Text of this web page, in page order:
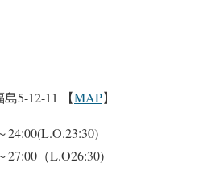
5-12-11 【MAP】
24:00(L.O.23:30)
27:00（L.O26:30)